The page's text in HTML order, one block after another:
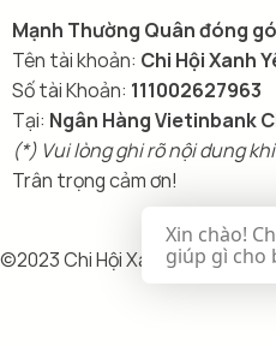
Mạnh Thường Quân đóng
Tên tài khoản: Chi Hội Xanh
Số tài Khoản: 111002627963
Tại: Ngân Hàng Vietinbank
(*) Vui lòng ghi rõ nội dung
Trân trọng cảm ơn!
©2023 Chi Hội Xanh Yêu
Xin chào!
giúp gì cho